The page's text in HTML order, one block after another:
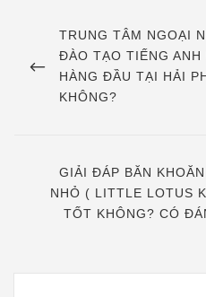
hướng
bài
PREVIOUS
POST
TRUNG TÂM NGOẠI
ĐÀO TẠO TIẾNG
HÀNG ĐẦU TẠI HẢI
KHÔNG?
NEXT
POST
GIẢI ĐÁP BĂN
NHỎ ( LITTLE LOTUS
TỐT KHÔNG? CÓ